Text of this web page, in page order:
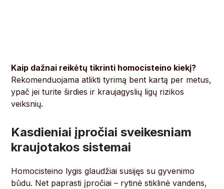
Kaip dažnai reikėtų tikrinti homocisteino kiekį?
Rekomenduojama atlikti tyrimą bent kartą per metus,
ypač jei turite širdies ir kraujagyslių ligų rizikos
veiksnių.
Kasdieniai įpročiai sveikesniam
kraujotakos sistemai
Homocisteino lygis glaudžiai susijęs su gyvenimo
būdu. Net paprasti įpročiai – rytinė stiklinė vandens,